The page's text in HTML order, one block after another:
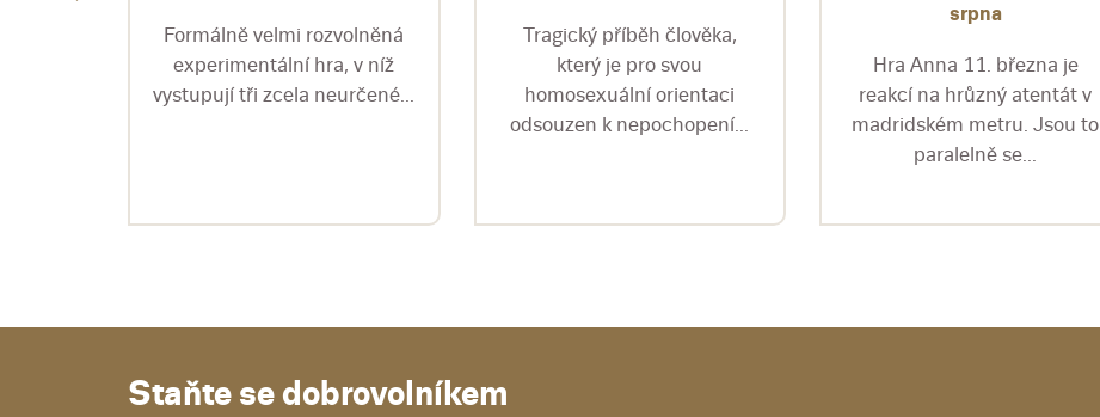
Formálně velmi rozvolněná
experimentální hra, v níž
vystupují tři zcela neurčené...
Tragický příběh člověka,
který je pro svou
homosexuální orientaci
odsouzen k nepochopení...
srpna
Hra Anna 11. března je
reakcí na hrůzný atentát v
madridském metru. Jsou to
paralelně se...
Staňte se dobrovolníkem